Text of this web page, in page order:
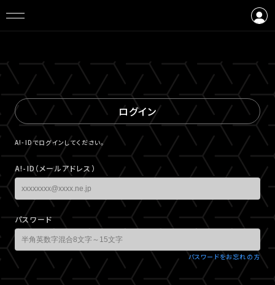
ログイン
A!-IDでログインしてください。
A!-ID（メールアドレス）
パスワード
パスワードをお忘れの方